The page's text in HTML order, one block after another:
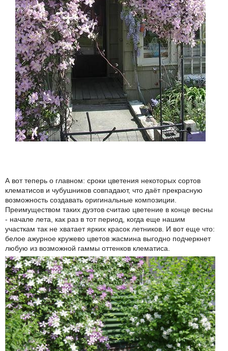
А вот теперь о главном: сроки цветения некоторых сортов
клематисов и чубушников совпадают, что даёт прекрасную
возможность создавать оригинальные композиции.
Преимуществом таких дуэтов считаю цветение в конце весны
- начале лета, как раз в тот период, когда еще нашим
участкам так не хватает ярких красок летников. И вот еще что:
белое ажурное кружево цветов жасмина выгодно подчеркнет
любую из возможной гаммы оттенков клематиса.